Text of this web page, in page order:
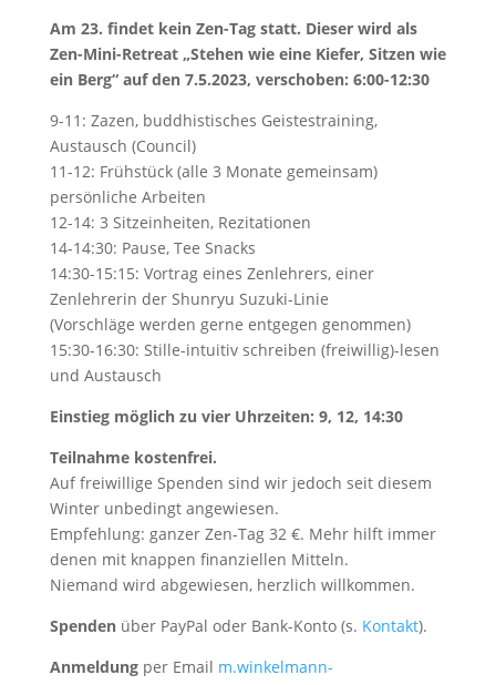
Am 23. findet kein Zen-Tag statt. Dieser wird als
Zen-Mini-Retreat „Stehen wie eine Kiefer, Sitzen wie
ein Berg“ auf den 7.5.2023, verschoben: 6:00-12:30
9-11: Zazen, buddhistisches Geistestraining,
Austausch (Council)
11-12: Frühstück (alle 3 Monate gemeinsam)
persönliche Arbeiten
12-14: 3 Sitzeinheiten, Rezitationen
14-14:30: Pause, Tee Snacks
14:30-15:15: Vortrag eines Zenlehrers, einer
Zenlehrerin der Shunryu Suzuki-Linie
(Vorschläge werden gerne entgegen genommen)
15:30-16:30: Stille-intuitiv schreiben (freiwillig)-lesen
und Austausch
Einstieg möglich zu vier Uhrzeiten: 9, 12, 14:30
Teilnahme kostenfrei.
Auf freiwillige Spenden sind wir jedoch seit diesem
Winter unbedingt angewiesen.
Empfehlung: ganzer Zen-Tag 32 €. Mehr hilft immer
denen mit knappen finanziellen Mitteln.
Niemand wird abgewiesen, herzlich willkommen.
Spendenüber PayPal oder Bank-Konto (s. Kontakt).
Anmeldungper Email m.winkelmann-